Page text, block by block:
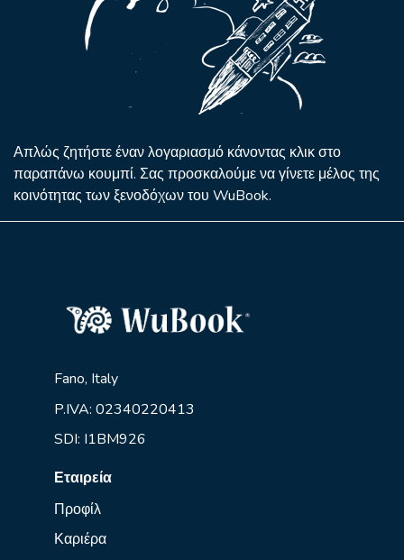
Απλώς ζητήστε έναν λογαριασμό κάνοντας κλικ στο
παραπάνω κουμπί. Σας προσκαλούμε να γίνετε μέλος της
κοινότητας των ξενοδόχων του WuBook.
Fano, Italy
P.IVA: 02340220413
SDI: I1BM926
Εταιρεία
Προφίλ
Καριέρα